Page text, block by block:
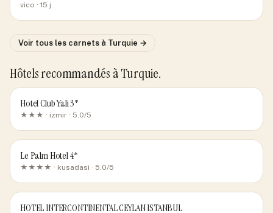
vico · 15 j
Voir tous les carnets à Turquie →
Hôtels recommandés à Turquie.
Hotel Club Yali 3*
★★★ · izmir · 5.0/5
Le Palm Hotel 4*
★★★★ · kusadasi · 5.0/5
HOTEL INTERCONTINENTAL CEYLAN ISTANBUL